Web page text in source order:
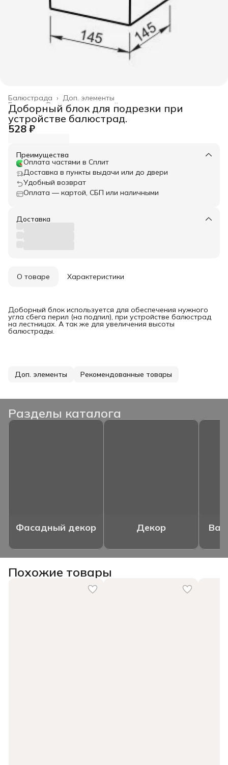
Доп. элементы
Балюстрада ›
Весь архитектурный декор ›
Главная
Доборный блок для подрезки при
устройстве балюстрад.
528 ₽
Преимущества
Оплата частями в Сплит
Доставка в пункты выдачи или до двери
Удобный возврат
Оплата — картой, СБП или наличными
Доставка
О товаре Характеристики
Доборный блок используется для обеспечения нужного
угла сбега перил (на подпил), при устройстве балюстрад
на лестницах. А так же для увеличения высоты
балюстрады.
Доп. элементы Рекомендованные товары
Разделы каталога
Фасадный декор Декор
Похожие товары